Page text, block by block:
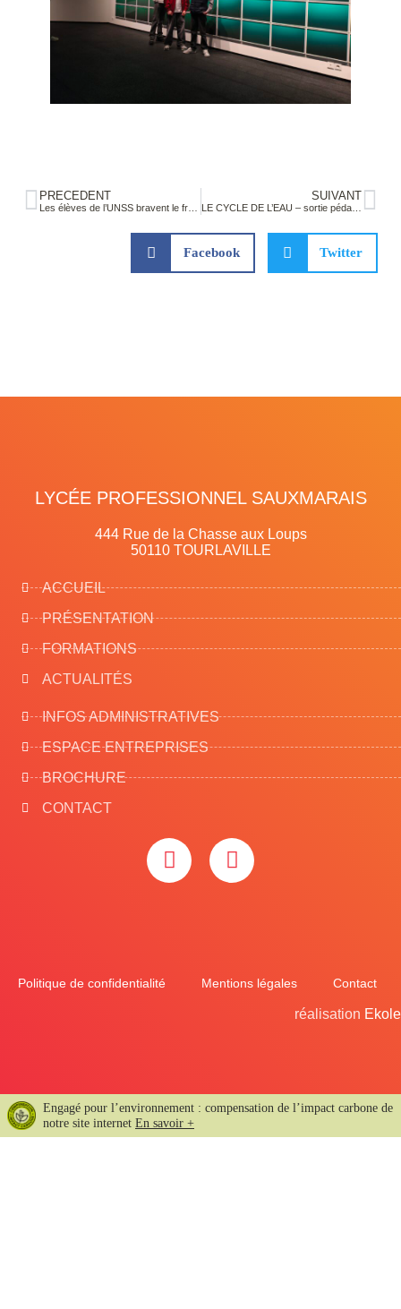
PRÉCÉDENT SUIVANT
LE CYCLE DE L’EAU – sortie pédagogique BTS Métiers de l’Eau du jeudi 15 janvier 2026
Facebook Twitter
LYCÉE PROFESSIONNEL SAUXMARAIS
444 Rue de la Chasse aux Loups
50110 TOURLAVILLE
ACCUEIL
PRÉSENTATION
FORMATIONS
ACTUALITÉS
INFOS ADMINISTRATIVES
ESPACE ENTREPRISES
BROCHURE
CONTACT
Politique de confidentialité Mentions légales Contact
réalisation Ekole
Engagé pour l’environnement : compensation de l’impact carbone de
notre site internet En savoir +